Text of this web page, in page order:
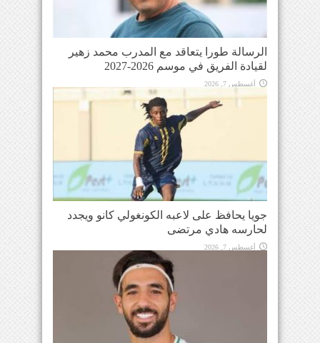
الرسالة طورا يتعاقد مع المدرب محمد زهير
لقيادة الفريق في موسم 2026-2027
أغسطس 7, 2026
جويا يحافظ على لاعبه الكونغولي كانو ويجدد
لحارسه هادي مرتضى
أغسطس 7, 2026